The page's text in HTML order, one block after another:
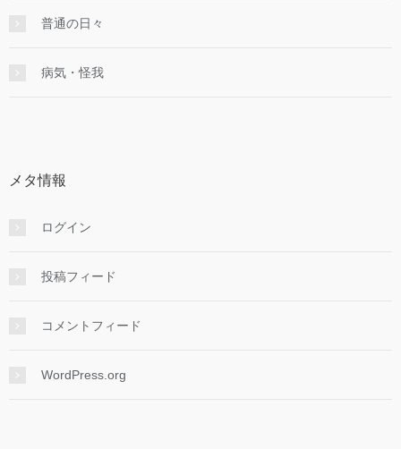
普通の日々
病気・怪我
メタ情報
ログイン
投稿フィード
コメントフィード
WordPress.org